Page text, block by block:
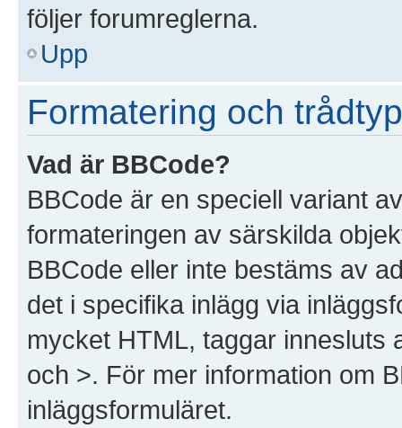
följer forumreglerna.
Upp
Formatering och
Vad är BBCode?
BBCode är en speciell variant
formateringen av särskilda
BBCode eller inte bestäms av
det i specifika inlägg via
mycket HTML, taggar innesluts
och >. För mer information om
inläggsformuläret.